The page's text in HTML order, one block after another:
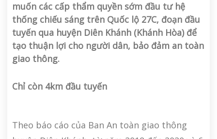
muốn các cấp thẩm quyền sớm đầu tư hệ
thống chiếu sáng trên Quốc lộ 27C, đoạn đầu
tuyến qua huyện Diên Khánh (Khánh Hòa) để
tạo thuận lợi cho người dân, bảo đảm an toàn
giao thông.
Chỉ còn 4km đầu tuyến
Theo báo cáo của Ban An toàn giao thông